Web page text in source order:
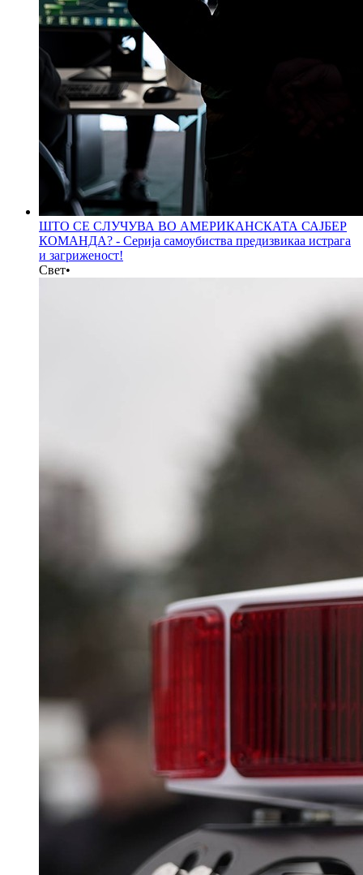
ШТО СЕ СЛУЧУВА ВО АМЕРИКАНСКАТА САЈБЕР
КОМАНДА? - Серија самоубиства предизвикаа истрага
и загриженост!
Свет•